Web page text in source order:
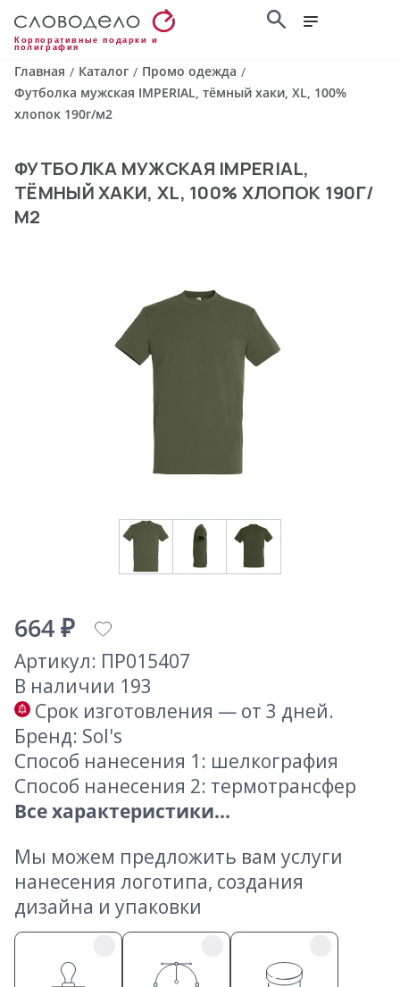
Корпоративные подарки и
полиграфия
Главная / Каталог / Промо одежда /
Футболка мужская IMPERIAL, тёмный хаки, XL, 100%
хлопок 190г/м2
ФУТБОЛКА МУЖСКАЯ IMPERIAL,
ТЁМНЫЙ ХАКИ, XL, 100% ХЛОПОК 190Г/
М2
664 ₽
Артикул: ПР015407
В наличии 193
Срок изготовления — от 3 дней.
Бренд: Sol's
Способ нанесения 1: шелкография
Способ нанесения 2: термотрансфер
Все характеристики...
Мы можем предложить вам услуги
нанесения логотипа, создания
дизайна и упаковки